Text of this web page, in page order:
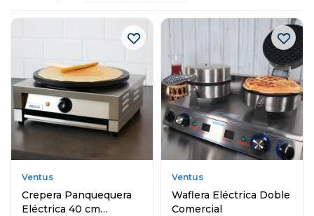
Ventus
Crepera Panquequera
Eléctrica 40 cm
Ventus
Waflera Eléctrica Doble
Comercial